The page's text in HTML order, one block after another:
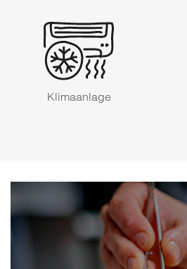
Klimaanlage